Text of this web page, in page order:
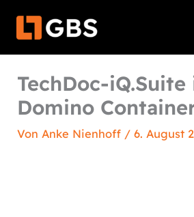
Inhalt
TechDoc-iQ.Suite
Domino
Von Anke Nienhoff /6. August